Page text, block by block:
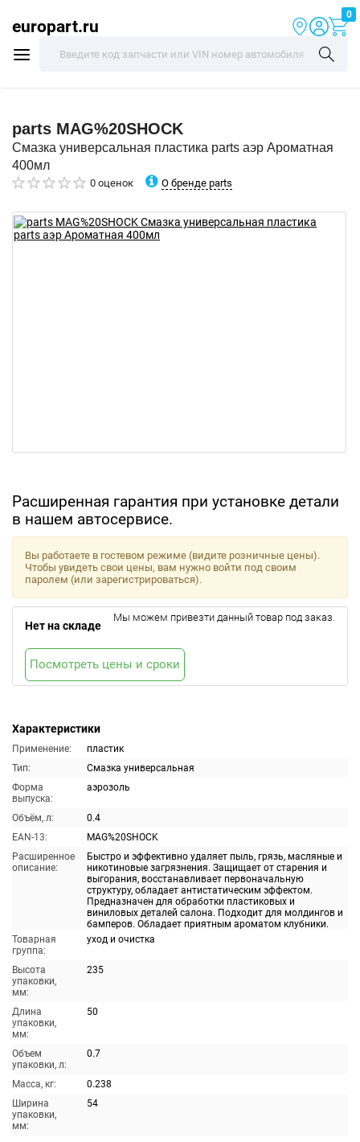
europart.ru
0
parts MAG%20SHOCK
Смазка универсальная пластика parts аэр Ароматная
400мл
0 оценок О бренде parts
Расширенная гарантия при установке детали
в нашем автосервисе.
Характеристики
Применение:
пластик
Тип:
Смазка универсальная
Форма
выпуска:
аэрозоль
Объём, л:
0.4
EAN-13:
MAG%20SHOCK
Расширенное
описание:
Быстро и эффективно удаляет пыль, грязь, масляные и
никотиновые загрязнения. Защищает от старения и
выгорания, восстанавливает первоначальную
структуру, обладает антистатическим эффектом.
Предназначен для обработки пластиковых и
виниловых деталей салона. Подходит для молдингов и
бамперов. Обладает приятным ароматом клубники.
Товарная
группа:
уход и очистка
Высота
упаковки,
мм:
235
Длина
упаковки,
мм:
50
Объем
упаковки, л:
0.7
Масса, кг:
0.238
Ширина
упаковки,
мм:
54
Вы работаете в гостевом режиме (видите розничные цены).
Чтобы увидеть свои цены, вам нужно войти под своим
паролем (или зарегистрироваться).
Нет на складе
Мы можем привезти данный товар под заказ.
Посмотреть цены и сроки